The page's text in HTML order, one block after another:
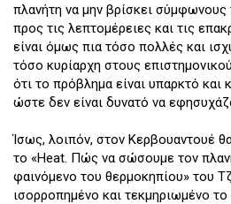
πλανήτη να μην βρίσκει
προς τις λεπτομέρειες και τις
είναι όμως πια τόσο πολλές και
τόσο κυρίαρχη στους
ότι το πρόβλημα είναι υπαρκτό
ώστε δεν είναι δυνατό να
Ίσως, λοιπόν, στον Κερβουαντουέ
το «Ηeat. Πώς να σώσουμε τον
φαινόμενο του θερμοκηπίου» του
ισορροπημένο και τεκμηριωμένο